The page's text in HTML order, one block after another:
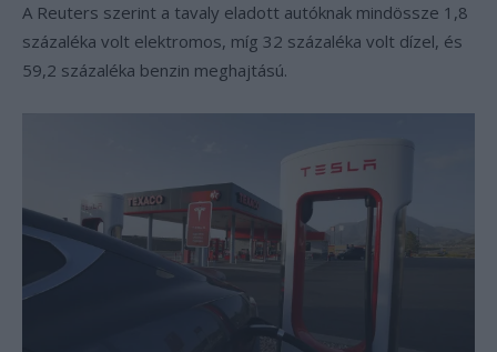
A Reuters szerint a tavaly eladott autóknak mindössze 1,8
százaléka volt elektromos, míg 32 százaléka volt dízel, és
59,2 százaléka benzin meghajtású.